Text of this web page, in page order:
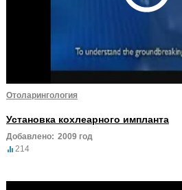
Отоларингология
Установка кохлеарного импланта
Добавлено: 2009 год
214